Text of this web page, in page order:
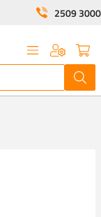
2509 3000